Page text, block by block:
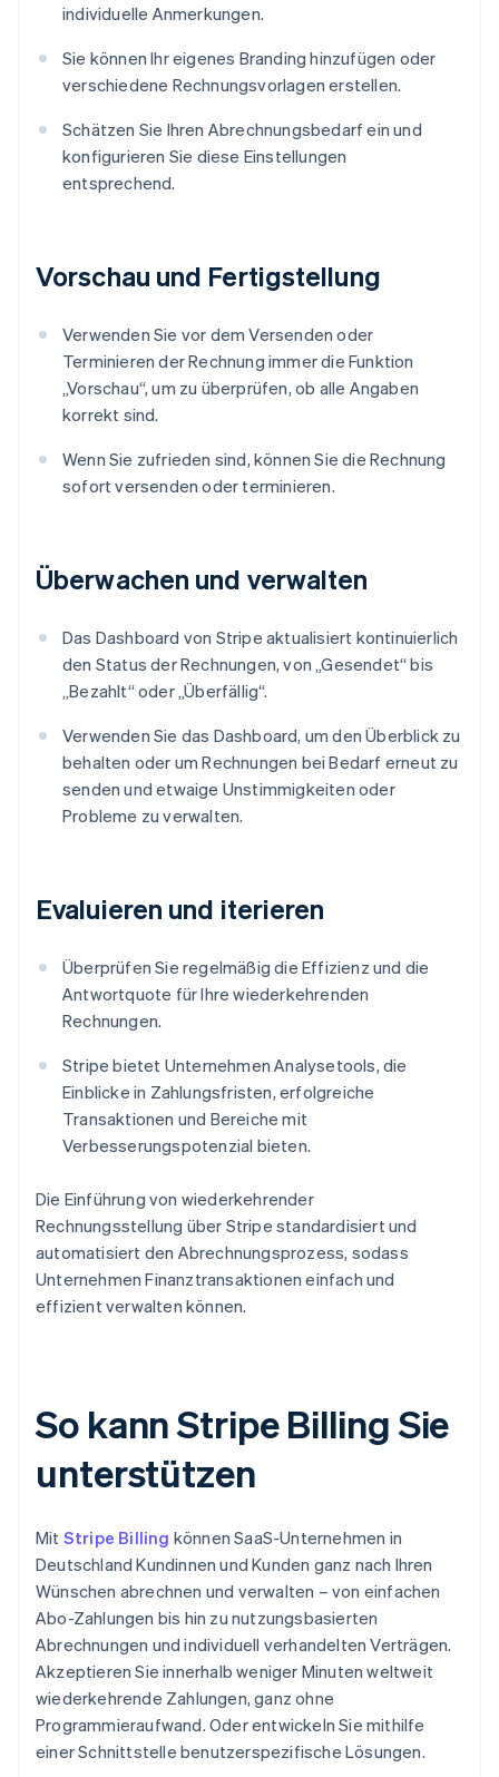
individuelle Anmerkungen.
Sie können Ihr eigenes Branding hinzufügen oder
verschiedene Rechnungsvorlagen erstellen.
Schätzen Sie Ihren Abrechnungsbedarf ein und
konfigurieren Sie diese Einstellungen
entsprechend.
Vorschau und Fertigstellung
Verwenden Sie vor dem Versenden oder
Terminieren der Rechnung immer die Funktion
„Vorschau“, um zu überprüfen, ob alle Angaben
korrekt sind.
Wenn Sie zufrieden sind, können Sie die Rechnung
sofort versenden oder terminieren.
Überwachen und verwalten
Das Dashboard von Stripe aktualisiert kontinuierlich
den Status der Rechnungen, von „Gesendet“ bis
„Bezahlt“ oder „Überfällig“.
Verwenden Sie das Dashboard, um den Überblick zu
behalten oder um Rechnungen bei Bedarf erneut zu
senden und etwaige Unstimmigkeiten oder
Probleme zu verwalten.
Evaluieren und iterieren
Überprüfen Sie regelmäßig die Effizienz und die
Antwortquote für Ihre wiederkehrenden
Rechnungen.
Stripe bietet Unternehmen Analysetools, die
Einblicke in Zahlungsfristen, erfolgreiche
Transaktionen und Bereiche mit
Verbesserungspotenzial bieten.
Die Einführung von wiederkehrender
Rechnungsstellung über Stripe standardisiert und
automatisiert den Abrechnungsprozess, sodass
Unternehmen Finanztransaktionen einfach und
effizient verwalten können.
So kann Stripe Billing Sie
unterstützen
Mit Stripe Billing können SaaS-Unternehmen in
Deutschland Kundinnen und Kunden ganz nach Ihren
Wünschen abrechnen und verwalten – von einfachen
Abo-Zahlungen bis hin zu nutzungsbasierten
Abrechnungen und individuell verhandelten Verträgen.
Akzeptieren Sie innerhalb weniger Minuten weltweit
wiederkehrende Zahlungen, ganz ohne
Programmieraufwand. Oder entwickeln Sie mithilfe
einer Schnittstelle benutzerspezifische Lösungen.